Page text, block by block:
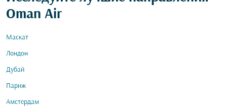
Oman Air
Маскат
Лондон
Дубай
Париж
Амстердам